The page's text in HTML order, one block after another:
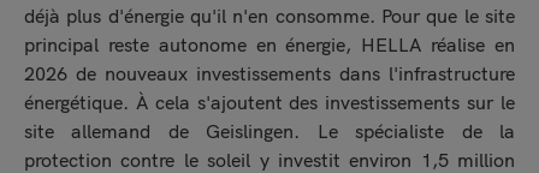
déjà plus d'énergie qu'il n'en consomme. Pour que le site
principal reste autonome en énergie, HELLA réalise en
2026 de nouveaux investissements dans l'infrastructure
énergétique. À cela s'ajoutent des investissements sur le
site allemand de Geislingen. Le spécialiste de la
protection contre le soleil y investit environ 1,5 million